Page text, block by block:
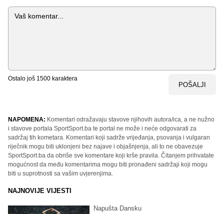
Komentar
Ostalo još 1500 karaktera
POŠALJI
NAPOMENA: Komentari odražavaju stavove njihovih autora/ica, a ne nužno
i stavove portala SportSport.ba te portal ne može i neće odgovarati za
sadržaj tih kometara. Komentari koji sadrže vrijeđanja, psovanja i vulgaran
riječnik mogu biti uklonjeni bez najave i objašnjenja, ali to ne obavezuje
SportSport.ba da obriše sve komentare koji krše pravila. Čitanjem prihvatate
mogućnost da među komentarima mogu biti pronađeni sadržaji koji mogu
biti u suprotnosti sa vašim uvjerenjima.
NAJNOVIJE VIJESTI
Napušta Dansku